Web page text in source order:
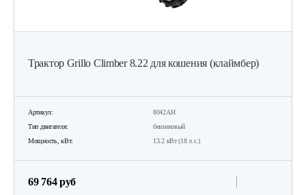
Трактор Grillo Climber 8.22 для кошения (клаймбер)
Артикул:
8042AH
Тип двигателя:
бензиновый
Мощность, кВт:
13.2 кВт (18 л.с.)
69 764 руб